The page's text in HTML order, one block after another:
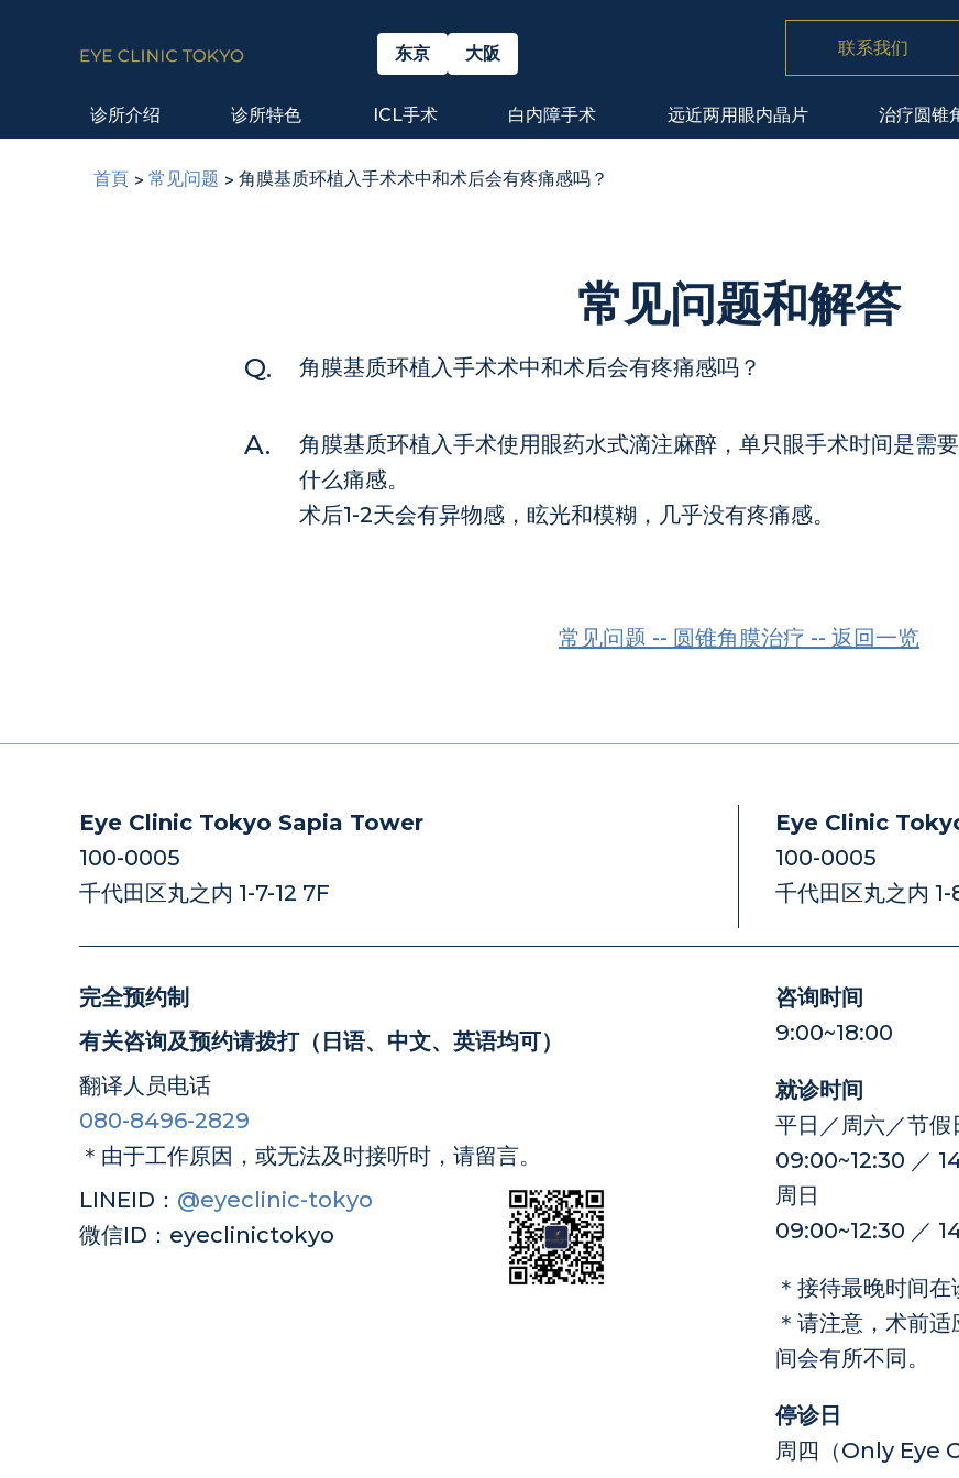
东京 大阪 联系我们
诊所介绍 诊所特色 ICL⼿术 ⽩内障⼿术 远近两用眼内晶片 治疗圆锥
首頁 常见问题 角膜基质环植入手术术中和术后会有疼痛感吗？
常见问题和解答
角膜基质环植入手术术中和术后会有疼痛感吗？
角膜基质环植入手术使用眼药水式滴注麻醉，单只眼手术时间是需
什么痛感。
术后1-2天会有异物感，眩光和模糊，几乎没有疼痛感。
常见问题 -- 圆锥角膜治疗 -- 返回一览
Eye Clinic Tokyo Sapia Tower
100-0005
千代田区丸之内 1-7-12 7F
Eye Clinic
100-0005
千代田区丸之内
完全预约制
有关咨询及预约请拨打（日语、中文、英语均可）
翻译人员电话
080-8496-2829
＊由于工作原因，或无法及时接听时，请留言。
LINEID： @eyeclinic-tokyo
微信ID：eyeclinictokyo
咨询时间
9:00~18:00
就诊时间
平日／周六／节假
09:00~12:30 ／
周日
09:00~12:30 ／
＊接待最晚时间在
＊请注意，术前
间会有所不同。
停诊日
周四（Only Eye